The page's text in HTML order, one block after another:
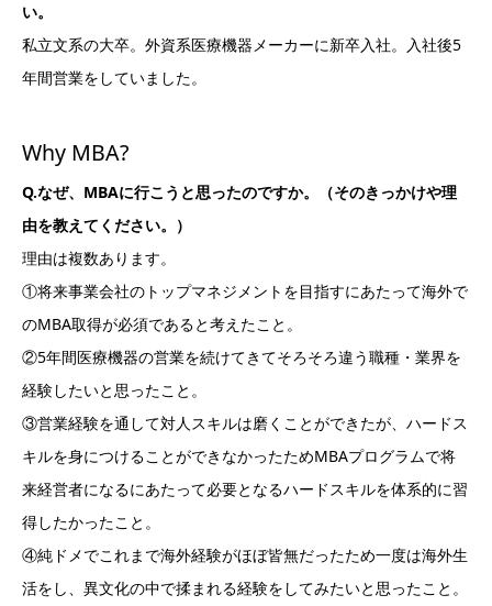
い。
私立文系の大卒。外資系医療機器メーカーに新卒入社。入社後5
年間営業をしていました。
Why MBA?
Q.なぜ、MBAに行こうと思ったのですか。（そのきっかけや理
由を教えてください。）
理由は複数あります。
①将来事業会社のトップマネジメントを目指すにあたって海外で
のMBA取得が必須であると考えたこと。
②5年間医療機器の営業を続けてきてそろそろ違う職種・業界を
経験したいと思ったこと。
③営業経験を通して対人スキルは磨くことができたが、ハードス
キルを身につけることができなかったためMBAプログラムで将
来経営者になるにあたって必要となるハードスキルを体系的に習
得したかったこと。
④純ドメでこれまで海外経験がほぼ皆無だったため一度は海外生
活をし、異文化の中で揉まれる経験をしてみたいと思ったこと。